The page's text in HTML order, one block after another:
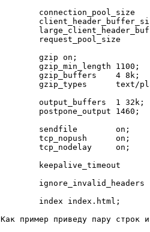
connection_pool_size
request_pool_size
        gzip on;
        gzip_min_length 1100;
        gzip_buffers    4 8k;
gzip_types      text/
        output_buffers  1 32k;
        postpone_output 1460;
        sendfile        on;
        tcp_nopush      on;
        tcp_nodelay     on;
keepalive_timeout
ignore_invalid_headers
        index index.html;
Как пример приведу пару строк